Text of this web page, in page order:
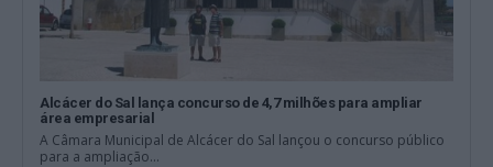
Alcácer do Sal lança concurso de 4,7 milhões para ampliar
área empresarial
A Câmara Municipal de Alcácer do Sal lançou o concurso público
para a ampliação...